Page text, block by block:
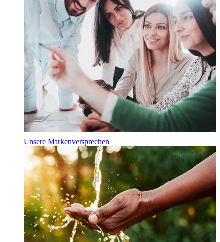
Unsere Markenversprechen